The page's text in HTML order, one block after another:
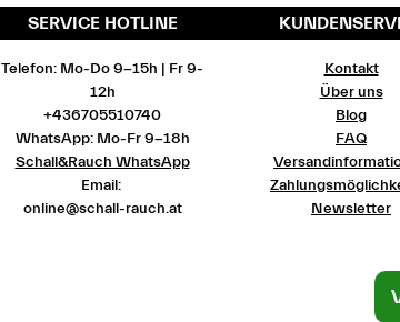
SERVICE HOTLINE
Telefon: Mo-Do 9-15h | Fr 9-
12h
+436705510740
WhatsApp: Mo-Fr 9-18h
Schall&Rauch WhatsApp
Email:
online@schall-rauch.at
Kontakt
Über uns
Blog
FAQ
Newsletter